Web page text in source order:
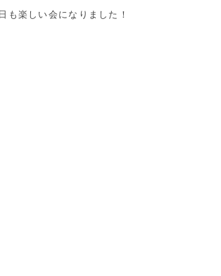
も楽しい会になりました！